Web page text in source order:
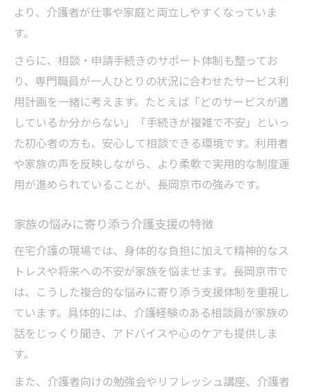
より、介護者が仕事や家庭と両立しやすくなっていま
す。
さらに、相談・申請手続きのサポート体制も整ってお
り、専門職員が一人ひとりの状況に合わせたサービス利
用計画を一緒に考えます。たとえば「どのサービスが適
しているか分からない」「手続きが複雑で不安」といっ
た初心者の方も、安心して相談できる環境です。利用者
や家族の声を反映しながら、より柔軟で実用的な制度運
用が進められていることが、長岡京市の強みです。
家族の悩みに寄り添う介護支援の特徴
在宅介護の現場では、身体的な負担に加えて精神的なス
トレスや将来への不安が家族を悩ませます。長岡京市で
は、こうした複合的な悩みに寄り添う支援体制を重視し
ています。具体的には、介護経験のある相談員が家族の
話をじっくり聞き、アドバイスや心のケアも提供しま
す。
また、介護者向けの勉強会やリフレッシュ講座、介護者